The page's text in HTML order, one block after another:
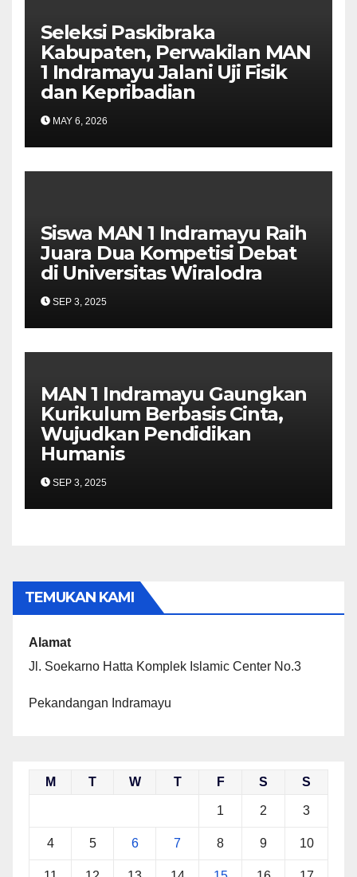
Seleksi Paskibraka
Kabupaten, Perwakilan MAN
1 Indramayu Jalani Uji Fisik
dan Kepribadian
MAY 6, 2026
Siswa MAN 1 Indramayu Raih
Juara Dua Kompetisi Debat
di Universitas Wiralodra
SEP 3, 2025
MAN 1 Indramayu Gaungkan
Kurikulum Berbasis Cinta,
Wujudkan Pendidikan
Humanis
SEP 3, 2025
TEMUKAN KAMI
Alamat
Jl. Soekarno Hatta Komplek Islamic Center No.3
Pekandangan Indramayu
M T W T F S S
1 2 3
4 5 6 7 8 9 10